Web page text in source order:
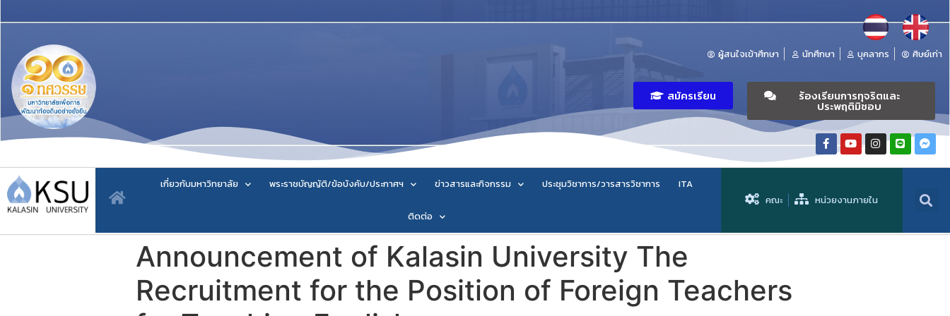
ผู้สนใจเข้าศึกษา นักศึกษา บุคลากร ศิษย์เก่า
สมัครเรียน ร้องเรียนการทุจริตและ
ประพฤติมิชอบ
เกี่ยวกับมหาวิทยาลัย พระราชบัญญัติ/ข้อบังคับ/ประกาศฯ ข่าวสารและกิจกรรม ประชุมวิชาการ/วารสารวิชาการ ITA
ติดต่อ
คณะ หน่วยงานภายใน
Announcement of Kalasin University The
Recruitment for the Position of Foreign Teachers